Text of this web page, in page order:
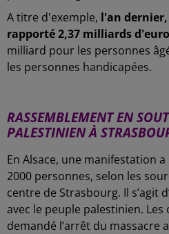
A titre d'exemple, l'an
rapporté 2,37 milliards
milliard pour les personnes
les personnes handicapées.
RASSEMBLEMENT EN
PALESTINIEN À
En Alsace, une manifestation
2000 personnes, selon les
centre de Strasbourg. Il s’agit
avec le peuple palestinien.
demandé l’arrêt du massacre